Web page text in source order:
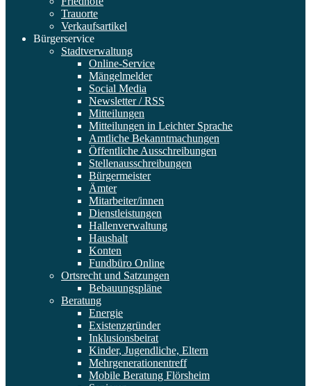
Trauorte
Verkaufsartikel
Bürgerservice
Stadtverwaltung
Online-Service
Mängelmelder
Social Media
Newsletter / RSS
Mitteilungen
Mitteilungen in Leichter Sprache
Amtliche Bekanntmachungen
Öffentliche Ausschreibungen
Stellenausschreibungen
Bürgermeister
Ämter
Mitarbeiter/innen
Dienstleistungen
Hallenverwaltung
Haushalt
Konten
Fundbüro Online
Ortsrecht und Satzungen
Bebauungspläne
Beratung
Energie
Existenzgründer
Inklusionsbeirat
Kinder, Jugendliche, Eltern
Mehrgenerationentreff
Mobile Beratung Flörsheim